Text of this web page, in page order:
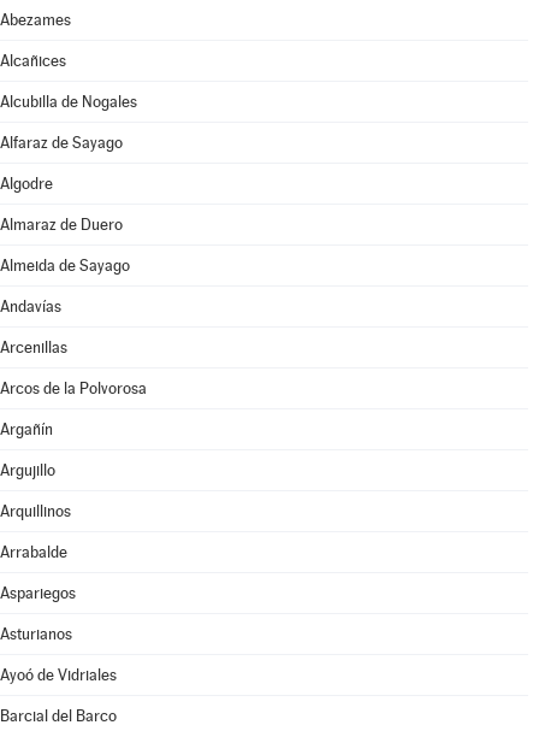
Abezames
Alcañices
Alcubilla de Nogales
Alfaraz de Sayago
Algodre
Almaraz de Duero
Almeida de Sayago
Andavías
Arcenillas
Arcos de la Polvorosa
Argañín
Argujillo
Arquillinos
Arrabalde
Aspariegos
Asturianos
Ayoó de Vidriales
Barcial del Barco